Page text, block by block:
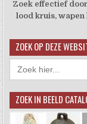
Zoek effectief
lood kruis,
ZOEK OP DEZE
Zoek
naar:
ZOEK IN BEELD